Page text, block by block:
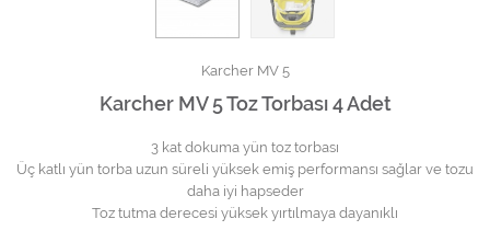
Karcher MV 5
Karcher MV 5 Toz Torbası 4 Adet
3 kat dokuma yün toz torbası
Üç katlı yün torba uzun süreli yüksek emiş performansı sağlar ve tozu
daha iyi hapseder
Toz tutma derecesi yüksek yırtılmaya dayanıklı